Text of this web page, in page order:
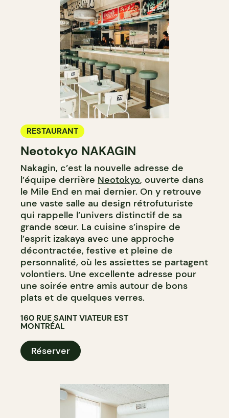
RESTAURANT
Neotokyo NAKAGIN
Nakagin, c’est la nouvelle adresse de
l’équipe derrière Neotokyo, ouverte dans
le Mile End en mai dernier. On y retrouve
une vaste salle au design rétrofuturiste
qui rappelle l’univers distinctif de sa
grande sœur. La cuisine s’inspire de
l’esprit izakaya avec une approche
décontractée, festive et pleine de
personnalité, où les assiettes se partagent
volontiers. Une excellente adresse pour
une soirée entre amis autour de bons
plats et de quelques verres.
160 RUE SAINT VIATEUR EST
MONTRÉAL
Réserver